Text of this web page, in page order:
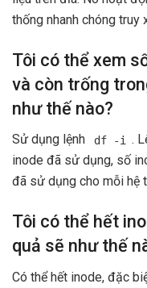
thống nhanh chóng truy
Tôi có thể xem
và còn trống
như thế nào?
Sử dụng lệnh df -i
.
inode đã sử dụng, số
đã sử dụng cho mỗi hệ
Tôi có thể hết
quả sẽ như thế
Có thể hết inode, đặc